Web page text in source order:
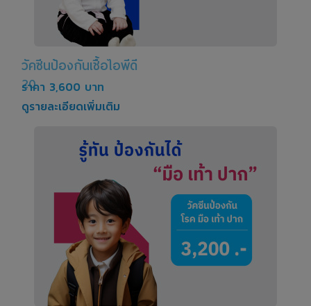
วัคซีนป้องกันเชื้อไอพีดี
20
ราคา 3,600 บาท
ดูรายละเอียดเพิ่มเติม